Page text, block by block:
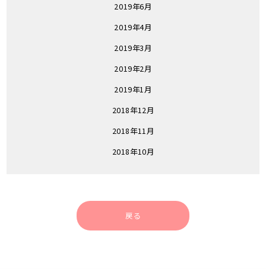
2019年6月
2019年4月
2019年3月
2019年2月
2019年1月
2018年12月
2018年11月
2018年10月
戻る